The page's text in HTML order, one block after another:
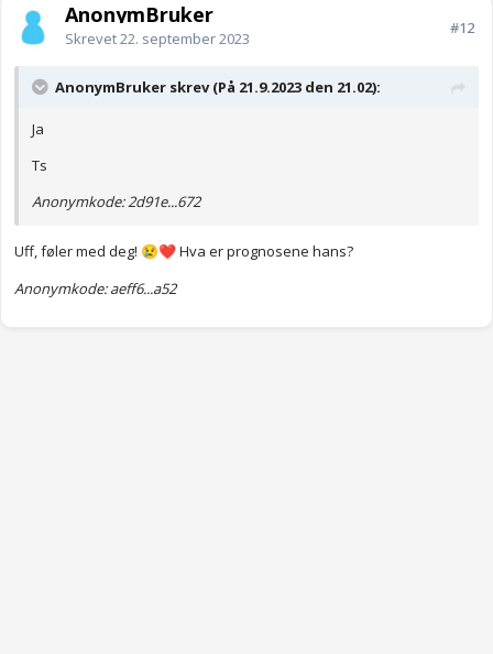
AnonymBruker
Skrevet22. september 2023
#12
AnonymBruker skrev (På 21.9.2023 den 21.02):
Ja
Ts
Anonymkode: 2d91e...672
Uff, føler med deg! 😢❤️ Hva er prognosene hans?
Anonymkode: aeff6...a52